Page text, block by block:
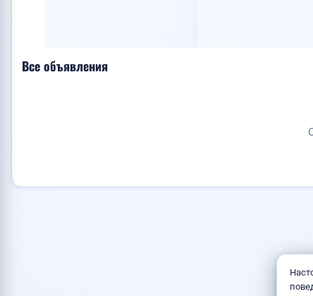
Все объявления